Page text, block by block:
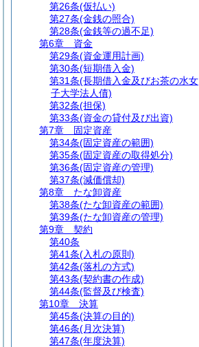
第26条(仮払い)
第27条(金銭の照合)
第28条(金銭等の過不足)
第6章
資金
第29条(資金運用計画)
第30条(短期借入金)
第31条(長期借入金及びお茶の水女
子大学法人債)
第32条(担保)
第33条(資金の貸付及び出資)
第7章
固定資産
第34条(固定資産の範囲)
第35条(固定資産の取得処分)
第36条(固定資産の管理)
第37条(減価償却)
第8章
たな卸資産
第38条(たな卸資産の範囲)
第39条(たな卸資産の管理)
第9章
契約
第40条
第41条(入札の原則)
第42条(落札の方式)
第43条(契約書の作成)
第44条(監督及び検査)
第10章
決算
第45条(決算の目的)
第46条(月次決算)
第47条(年度決算)